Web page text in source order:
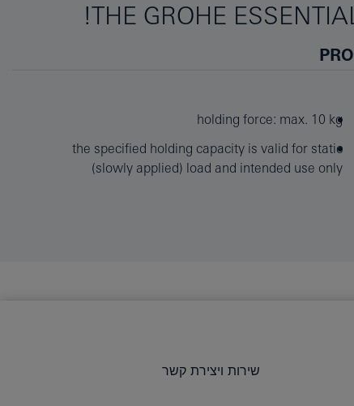
THE GROHE
holding force: max. 10 kg
the specified holding capacity is valid for static
(slowly applied) load and intended use only
שירות ויצירת קשר